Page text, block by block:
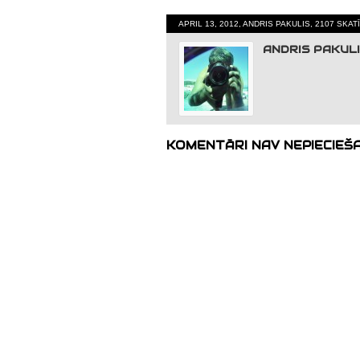
APRIL 13, 2012, ANDRIS PAKULIS, 2107
ANDRIS
KOMENTĀRI NAV